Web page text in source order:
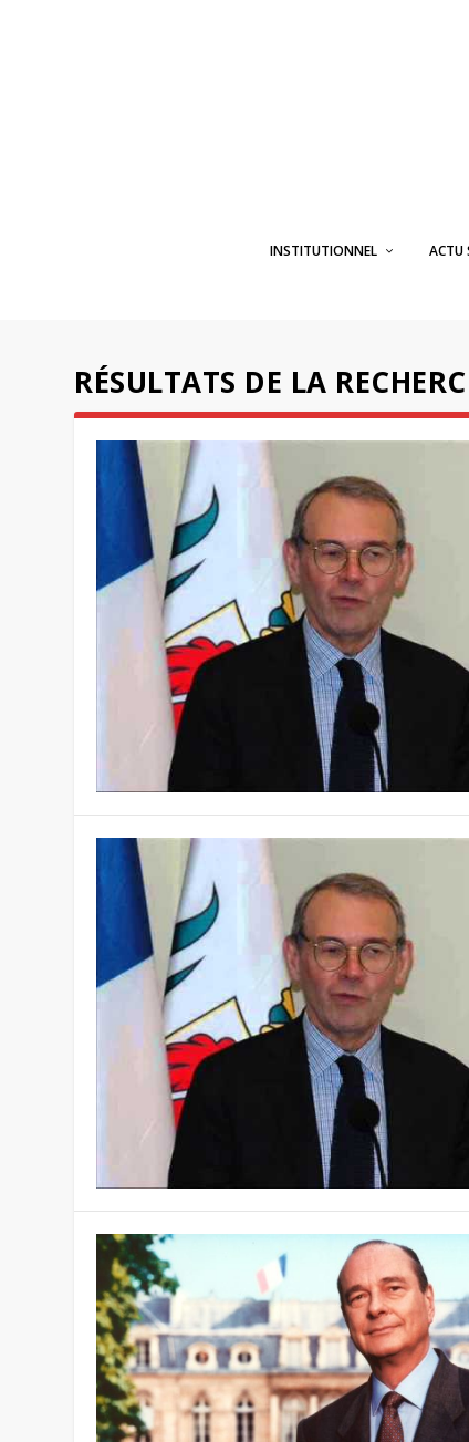
INSTITUTIONNEL ACTU
RÉSULTATS DE LA